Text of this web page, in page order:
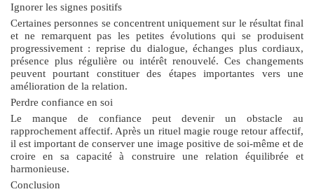
Ignorer les signes positifs
Certaines personnes se concentrent uniquement sur le résultat final
et ne remarquent pas les petites évolutions qui se produisent
progressivement : reprise du dialogue, échanges plus cordiaux,
présence plus régulière ou intérêt renouvelé. Ces changements
peuvent pourtant constituer des étapes importantes vers une
amélioration de la relation.
Perdre confiance en soi
Le manque de confiance peut devenir un obstacle au
rapprochement affectif. Après un rituel magie rouge retour affectif,
il est important de conserver une image positive de soi-même et de
croire en sa capacité à construire une relation équilibrée et
harmonieuse.
Conclusion